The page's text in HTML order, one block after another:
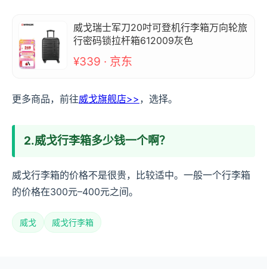
威戈瑞士军刀20吋可登机行李箱万向轮旅
行密码锁拉杆箱612009灰色
¥339 · 京东
更多商品，前往威戈旗舰店>> ，选择。
2.威戈行李箱多少钱一个啊？
威戈行李箱的价格不是很贵，比较适中。一般一个行李箱
的价格在300元–400元之间。
威戈 威戈行李箱